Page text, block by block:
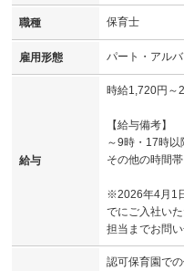
職種 保育士
雇用形態 パート・アルバ
給与
時給1,720円
【給与備考】
～9時・17時
その他の時間
※2026年4月1
でにご入社い
担当までお問い
認可保育園で